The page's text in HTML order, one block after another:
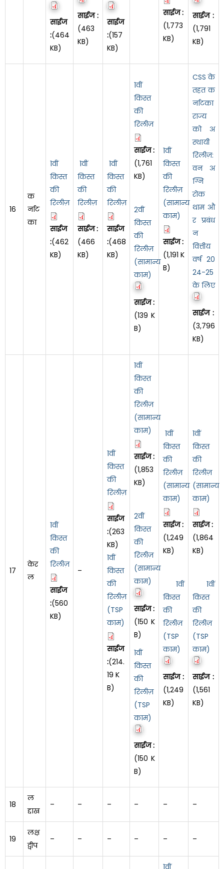
साईज
:(464
KB)
साईज :
(463
KB)
साईज
:(157
KB)
साईज :
(1,773
KB)
साईज :
(1,791
KB)
16
क
र्नाट
का
1वीं
किस्त
की
रिलीज़
साईज
:(462
KB)
1वीं
किस्त
की
रिलीज़
साईज :
(466
KB)
1वीं
किस्त
की
रिलीज़
साईज
:(468
KB)
1वीं
किस्त
की
रिलीज़
साईज :
(1,761
KB)
2वीं
किस्त
की
रिलीज़
(सामान्य
काम)
साईज :
(139 K
B)
1वीं
किस्त
की
रिलीज़
(सामान्य
काम)
साईज :
(1,191 K
B)
CSS के
तहत क
र्नाटका
राज्य
को अ
स्थायी
रिलीज़:
वन अ
ग्नि
रोक
थाम औ
र प्रबंध
न
वित्तीय
वर्ष 20
24-25
के लिए
साईज :
(3,796
KB)
17
केर
ल
1वीं
किस्त
की
रिलीज़
साईज
:(560
KB)
–
1वीं
किस्त
की
रिलीज़
साईज
:(263
KB)
1वीं
किस्त
की
रिलीज़
(TSP
काम)
साईज
:(214.
19 K
B)
1वीं
किस्त
की
रिलीज़
(सामान्य
काम)
साईज :
(1,853
KB)
2वीं
किस्त
की
रिलीज़
(सामान्य
काम)
साईज :
(150 K
B)
1वीं
किस्त
की
रिलीज़
(TSP
काम)
साईज :
(150 K
B)
1वीं
किस्त
की
रिलीज़
(सामान्य
काम)
साईज :
(1,249
KB)
1वीं
किस्त
की
रिलीज़
(TSP
काम)
साईज :
(1,249
KB)
1वीं
किस्त
की
रिलीज़
(सामान्य
काम)
साईज :
(1,864
KB)
1वीं
किस्त
की
रिलीज़
(TSP
काम)
साईज :
(1,561
KB)
18
ल
द्दाख
– – – – – –
19
लक्ष
द्वीप
– – – – – –
1वीं